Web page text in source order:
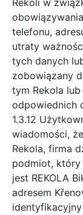
Rekoli w
telefonu,
utraty
tych danych
zobowiązany
tym Rekola
odpowiednich
1.3.12
wiadomości,
Rekola, firma
podmiot, który
jest REKOLA
adresem